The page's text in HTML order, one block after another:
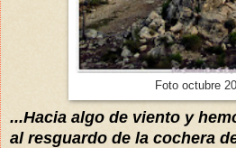
Foto octubre
...Hacia algo de viento y
al resguardo de la cochera